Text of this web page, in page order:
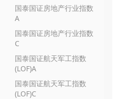
国泰国证房地产行业指数
A
国泰国证房地产行业指数
C
国泰国证航天军工指数
(LOF)A
国泰国证航天军工指数
(LOF)C